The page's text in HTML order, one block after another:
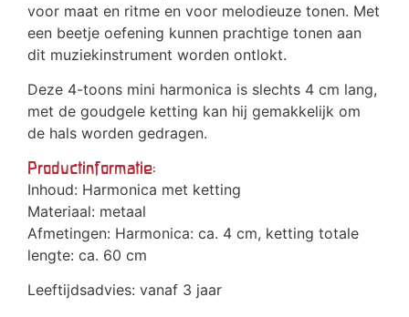
voor maat en ritme en voor melodieuze tonen. Met
een beetje oefening kunnen prachtige tonen aan
dit muziekinstrument worden ontlokt.
Deze 4-toons mini harmonica is slechts 4 cm lang,
met de goudgele ketting kan hij gemakkelijk om
de hals worden gedragen.
Productinformatie:
Inhoud: Harmonica met ketting
Materiaal: metaal
Afmetingen: Harmonica: ca. 4 cm, ketting totale
lengte: ca. 60 cm
Leeftijdsadvies: vanaf 3 jaar